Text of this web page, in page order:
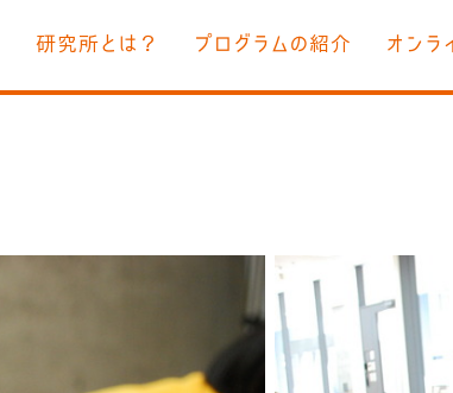
研究所とは？ プログラムの紹介 オンラ